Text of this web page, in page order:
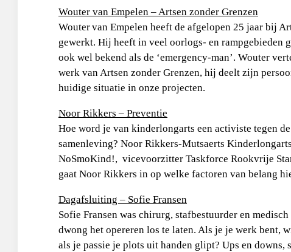
Wouter van Empelen – Artsen zonder Grenzen
Wouter van Empelen heeft de afgelopen 25 jaar bij
gewerkt. Hij heeft in veel oorlogs- en rampgebieden
ook wel bekend als de ‘emergency-man’. Wouter
werk van Artsen zonder Grenzen, hij deelt zijn
huidige situatie in onze projecten.
Noor Rikkers – Preventie
Hoe word je van kinderlongarts een activiste tegen
samenleving? Noor Rikkers-Mutsaerts
NoSmoKind!, vicevoorzitter Taskforce Rookvrije
gaat Noor Rikkers in op welke factoren van belang
Dagafsluiting – Sofie Fransen
Sofie Fransen was chirurg, stafbestuurder en
dwong het opereren los te laten. Als je je werk bent,
als je passie je plots uit handen glipt? Ups en downs,